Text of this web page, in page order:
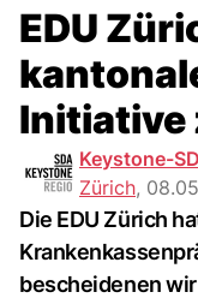
EDU
Initiative
Keystone-
Zürich,
Die EDU Zürich
bescheidenen